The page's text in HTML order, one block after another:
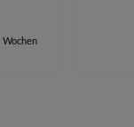
Wochen